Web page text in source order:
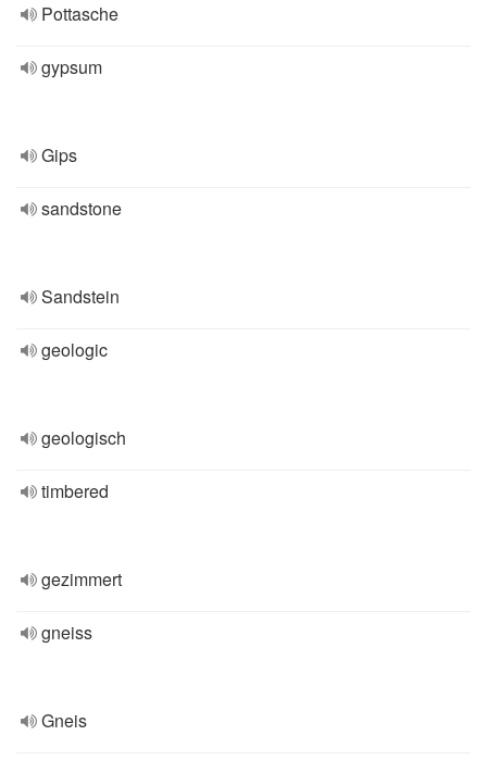
Pottasche
gypsum
Gips
sandstone
Sandstein
geologic
geologisch
timbered
gezimmert
gneiss
Gneis